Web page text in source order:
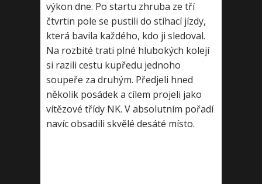
výkon dne. Po startu zhruba ze tří
čtvrtin pole se pustili do stíhací jízdy,
která bavila každého, kdo ji sledoval.
Na rozbité trati plné hlubokých kolejí
si razili cestu kupředu jednoho
soupeře za druhým. Předjeli hned
několik posádek a cílem projeli jako
vítězové třídy NK. V absolutním pořadí
navíc obsadili skvělé desáté místo.